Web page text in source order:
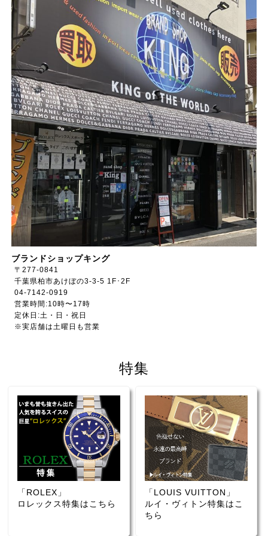
ブランドショップキング
〒277-0841
千葉県柏市あけぼの3-3-5 1F･2F
04-7142-0919
営業時間:10時〜17時
定休日:土・日・祝日
※実店舗は土曜日も営業
特集
「ROLEX」
ロレックス特集はこちら
「LOUIS VUITTON」
ルイ・ヴィトン特集はこ
ちら